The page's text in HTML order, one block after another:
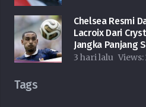
Chelsea Resmi
Lacroix Dari
Jangka Panjang
3 hari lalu Views:
Tags